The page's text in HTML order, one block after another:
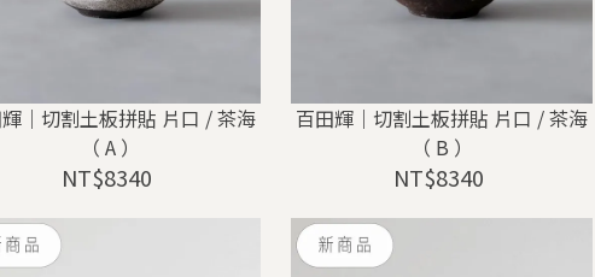
｜切割土板拼貼 片口 / 茶海
（ A ）
NT$8340
百田輝｜切割土板拼貼 片口 / 茶海
（ B ）
NT$8340